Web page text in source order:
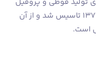
در تبریز است. این کارخانه در سال 1374 تاسیس شد و از آن
است.